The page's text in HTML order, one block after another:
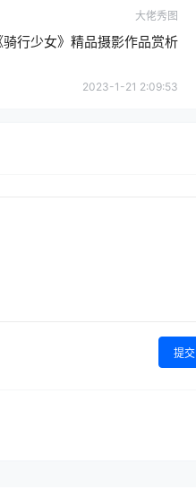
大佬秀图
行少女》精品摄影作品赏析
2023-1-21 2:09:53
提交